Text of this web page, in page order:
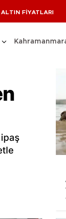
ALTIN FİYATLARI